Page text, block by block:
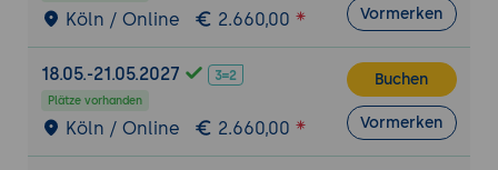
Troubleshooting von vMotion und des
DRS/DPM Cluster
Köln / Online 2.660,00 Vormerken
18.05.-21.05.2027
Plätze vorhanden
Köln / Online 2.660,00
Buchen
Vormerken